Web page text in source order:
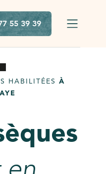
55 39 39
HABILITÉES À